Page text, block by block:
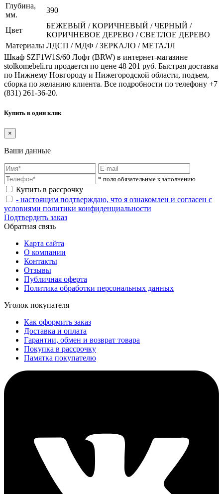
Глубина,
мм.
390
Цвет
БЕЖЕВЫЙ / КОРИЧНЕВЫЙ / ЧЕРНЫЙ /
КОРИЧНЕВОЕ ДЕРЕВО / СВЕТЛОЕ ДЕРЕВО
Материалы ЛДСП / МДФ / ЗЕРКАЛО / МЕТАЛЛ
Шкаф SZF1W1S/60 Лофт (BRW) в интернет-магазине
stolkomebeli.ru продается по цене 48 201 руб. Быстрая доставка
по Нижнему Новгороду и Нижегородской области, подъем,
сборка по желанию клиента. Все подробности по телефону +7
(831) 261-36-20.
Купить в один клик
×
Ваши данные
* поля обязательные к заполнению
Купить в рассрочку
- настоящим подтверждаю, что я ознакомлен и согласен с
условиями политики конфиденциальности
Подтвердить заказ
Обратная связь
Карта сайта
О компании
Контакты
Отзывы
Публичная оферта
Политика обработки персональных данных
Уголок покупателя
Как оформить заказ
Доставка и оплата
Гарантии, обмен и возврат товара
Покупка в рассрочку
Памятка покупателю